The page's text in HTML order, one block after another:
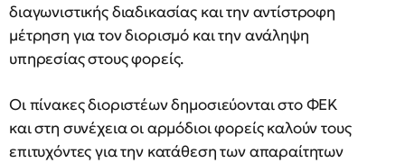
διαγωνιστικής διαδικασίας και την αντίστροφη
μέτρηση για τον διορισμό και την ανάληψη
υπηρεσίας στους φορείς.
Οι πίνακες διοριστέων δημοσιεύονται στο ΦΕΚ
και στη συνέχεια οι αρμόδιοι φορείς καλούν τους
επιτυχόντες για την κατάθεση των απαραίτητων